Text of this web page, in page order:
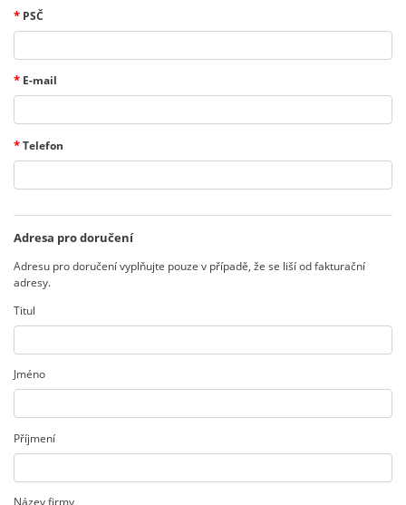
* PSČ
* E-mail
*Telefon
Adresa pro doručení
Adresu pro doručení vyplňujte pouze v případě, že se liší od fakturační
adresy.
Titul
Jméno
Příjmení